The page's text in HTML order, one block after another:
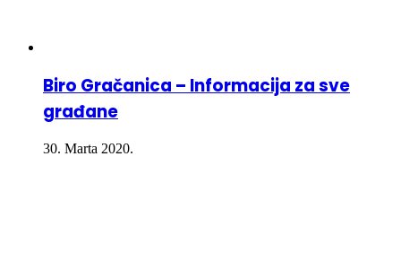
Biro Gračanica – Informacija za sve
građane
30. Marta 2020.